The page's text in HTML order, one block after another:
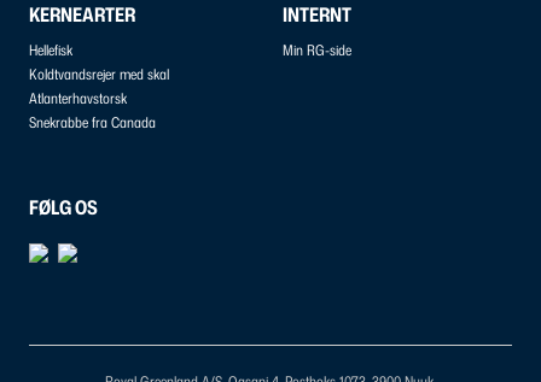
KERNEARTER
Hellefisk
Koldtvandsrejer med skal
Atlanterhavstorsk
Snekrabbe fra Canada
INTERNT
Min RG-side
FØLG OS